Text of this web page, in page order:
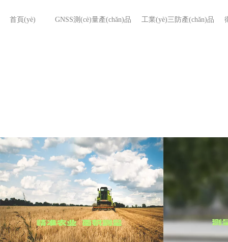
首頁(yè) GNSS測(cè)量產(chǎn)品 工業(yè)三防產(chǎn)品